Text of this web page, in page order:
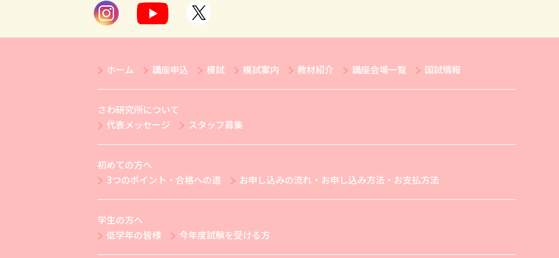
ホーム 講座申込 模試 模試案内 教材紹介 講座会場一覧 国試情報
さわ研究所について
代表メッセージ
スタッフ募集
初めての方へ
3つのポイント・合格への道
お申し込みの流れ・お申し込み方法・お支払方法
学生の方へ
低学年の皆様
今年度試験を受ける方